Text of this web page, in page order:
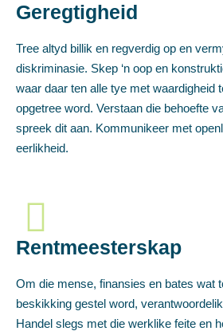
Geregtigheid
Tree altyd billik en regverdig op en
diskriminasie. Skep ‘n oop en
waar daar ten alle tye met waardigheid
opgetree word. Verstaan die behoefte
spreek dit aan. Kommunikeer met
eerlikheid.
Rentmeesterskap
Om die mense, finansies en bates wat
beskikking gestel word,
Handel slegs met die werklike feite en